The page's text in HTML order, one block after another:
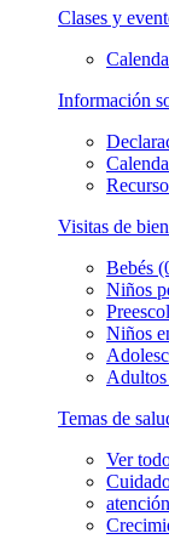
Clases y
Información
Visitas de
Bebés
Niños
Niños
Adultos
Temas de
Ver